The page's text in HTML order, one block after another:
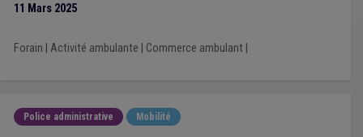
11 Mars 2025
Forain Activité ambulante Commerce ambulant|
Police administrative Mobilité